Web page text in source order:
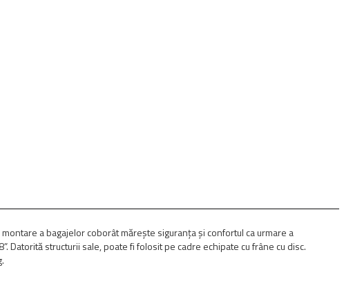
a bagajelor coborât mărește siguranța și confortul ca urmare a
structurii sale, poate fi folosit pe cadre echipate cu frâne cu disc.